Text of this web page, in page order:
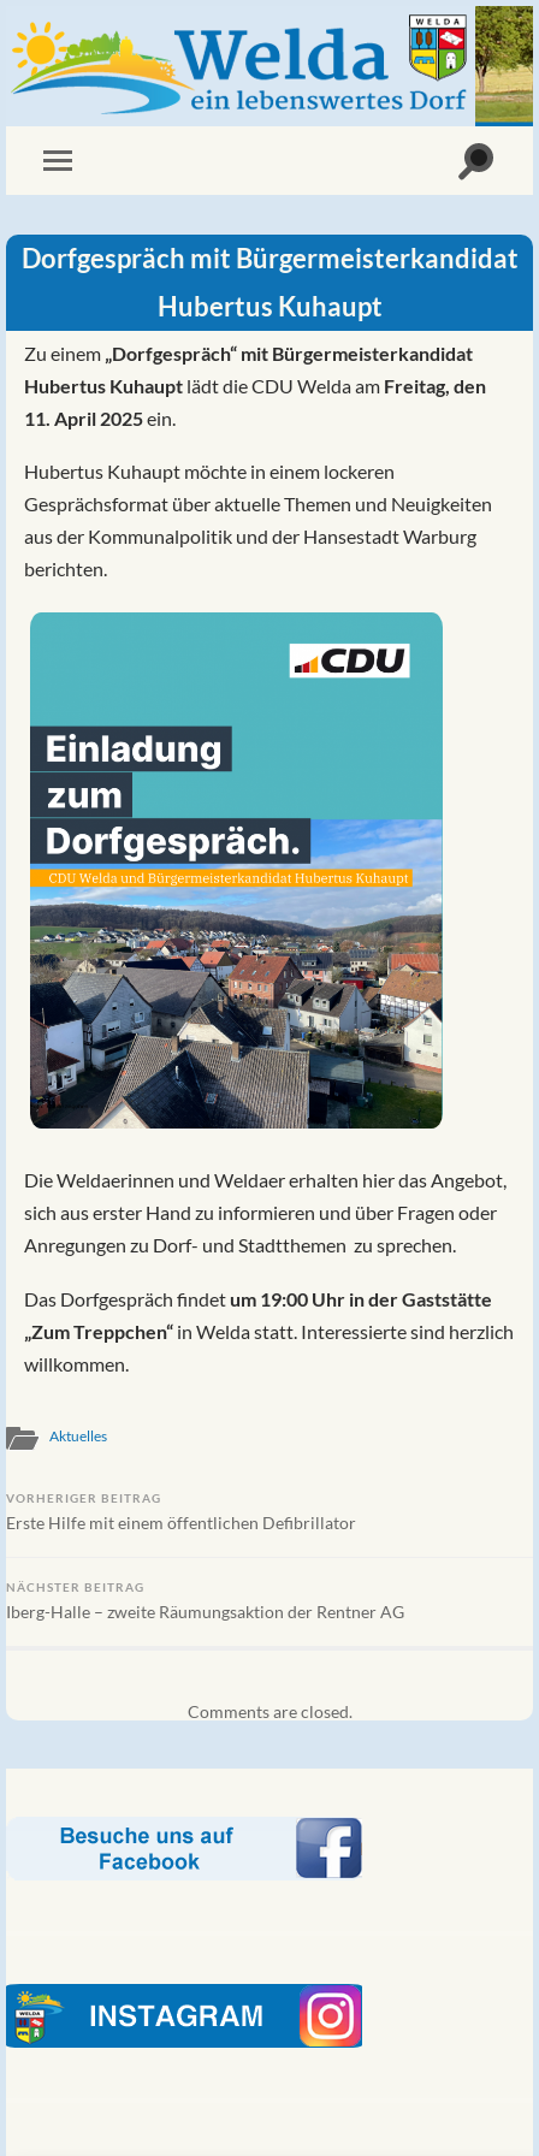
Dorfgespräch mit Bürgermeisterkandidat
Hubertus Kuhaupt
Zu einem „Dorfgespräch“ mit Bürgermeisterkandidat
Hubertus Kuhaupt lädt die CDU Welda am Freitag, den
11. April 2025ein.
Hubertus Kuhaupt möchte in einem lockeren
Gesprächsformat über aktuelle Themen und Neuigkeiten
aus der Kommunalpolitik und der Hansestadt Warburg
berichten.
Die Weldaerinnen und Weldaer erhalten hier das Angebot,
sich aus erster Hand zu informieren und über Fragen oder
Anregungen zu Dorf- und Stadtthemen zu sprechen.
Das Dorfgespräch findet um 19:00 Uhr in der Gaststätte
„Zum Treppchen“ in Welda statt. Interessierte sind herzlich
willkommen.
Aktuelles
VORHERIGER BEITRAG
Erste Hilfe mit einem öffentlichen Defibrillator
NÄCHSTER BEITRAG
Iberg-Halle – zweite Räumungsaktion der Rentner AG
Comments are closed.